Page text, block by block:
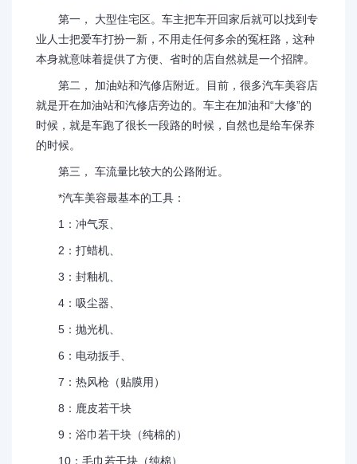
第一， 大型住宅区。车主把车开回家后就可以找到专
业人士把爱车打扮一新，不用走任何多余的冤枉路，这种
本身就意味着提供了方便、省时的店自然就是一个招牌。
第二， 加油站和汽修店附近。目前，很多汽车美容店
就是开在加油站和汽修店旁边的。车主在加油和“大修”的
时候，就是车跑了很长一段路的时候，自然也是给车保养
的时候。
第三， 车流量比较大的公路附近。
*汽车美容最基本的工具：
1：冲气泵、
2：打蜡机、
3：封釉机、
4：吸尘器、
5：抛光机、
6：电动扳手、
7：热风枪（贴膜用）
8：鹿皮若干块
9：浴巾若干块（纯棉的）
10：毛巾若干块（纯棉）